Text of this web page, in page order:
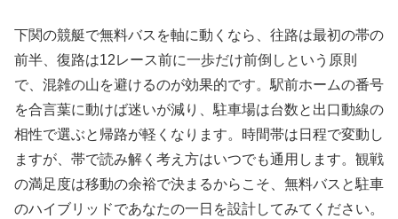
下関の競艇で無料バスを軸に動くなら、往路は最初の帯の
前半、復路は12レース前に一歩だけ前倒しという原則
で、混雑の山を避けるのが効果的です。駅前ホームの番号
を合言葉に動けば迷いが減り、駐車場は台数と出口動線の
相性で選ぶと帰路が軽くなります。時間帯は日程で変動し
ますが、帯で読み解く考え方はいつでも通用します。観戦
の満足度は移動の余裕で決まるからこそ、無料バスと駐車
のハイブリッドであなたの一日を設計してみてください。